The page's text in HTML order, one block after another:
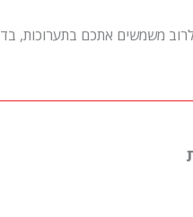
משמשים אתכם בתערוכות,